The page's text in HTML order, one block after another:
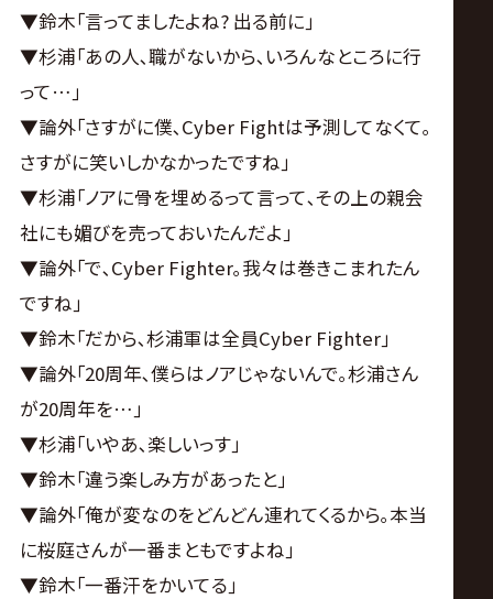
▼鈴木｢言ってましたよね? 出る前に｣
▼杉浦｢あの人､職がないから､いろんなところに行
って…｣
▼論外｢さすがに僕､Cyber Fightは予測してなくて｡
さすがに笑いしかなかったですね｣
▼杉浦｢ノアに骨を埋めるって言って､その上の親会
社にも媚びを売っておいたんだよ｣
▼論外｢で､Cyber Fighter｡我々は巻きこまれたん
ですね｣
▼鈴木｢だから､杉浦軍は全員Cyber Fighter｣
▼論外｢20周年､僕らはノアじゃないんで｡杉浦さん
が20周年を…｣
▼杉浦｢いやあ､楽しいっす｣
▼鈴木｢違う楽しみ方があったと｣
▼論外｢俺が変なのをどんどん連れてくるから｡本当
に桜庭さんが一番まともですよね｣
▼鈴木｢一番汗をかいてる｣